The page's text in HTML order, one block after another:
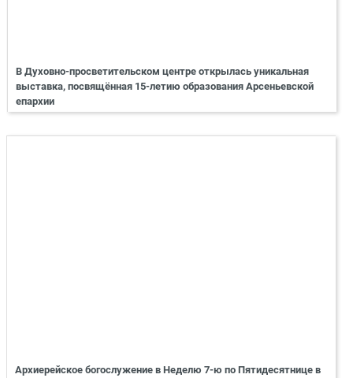
В Духовно-просветительском центре открылась уникальная
выставка, посвящённая 15-летию образования Арсеньевской
епархии
Архиерейское богослужение в Неделю 7-ю по Пятидесятнице в